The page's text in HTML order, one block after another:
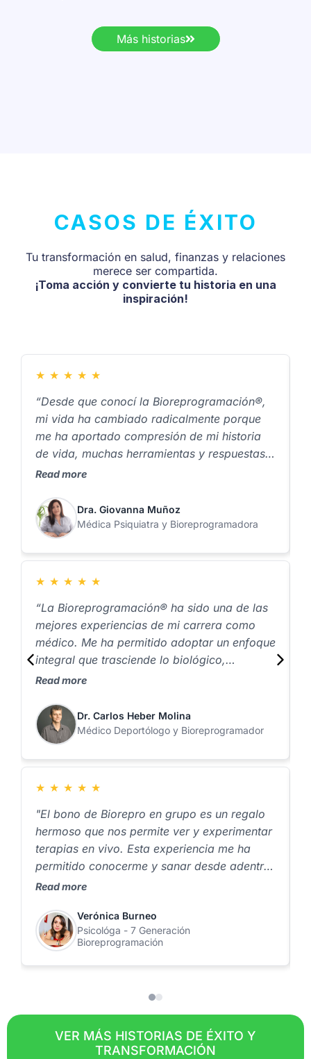
Más historias
CASOS DE ÉXITO
Tu transformación en salud, finanzas y relaciones
merece ser compartida.
¡Toma acción y convierte tu historia en una
inspiración!
★ ★ ★ ★ ★
“Desde que conocí la Bioreprogramación®,
mi vida ha cambiado radicalmente porque
me ha aportado compresión de mi historia
de vida, muchas herramientas y respuestas
para sanar heridas profundas de mi
estilo de vida”.
Read more
Dra. Giovanna Muñoz
Médica Psiquiatra y Bioreprogramadora
★ ★ ★ ★ ★
“La Bioreprogramación® ha sido una de las
mejores experiencias de mi carrera como
médico. Me ha permitido adoptar un enfoque
integral que trasciende lo biológico,
logrando resultados sorprendentes en pocas
imaginado en mi práctica tradicional.”
Read more
Dr. Carlos Heber Molina
Médico Deportólogo y Bioreprogramador
★ ★ ★ ★ ★
"El bono de Biorepro en grupo es un regalo
hermoso que nos permite ver y experimentar
terapias en vivo. Esta experiencia me ha
permitido conocerme y sanar desde adentro,
por lo que estoy muy agradecida”.
Read more
Verónica Burneo
Psicológa - 7 Generación
Bioreprogramación
VER MÁS HISTORIAS DE ÉXITO Y
TRANSFORMACIÓN